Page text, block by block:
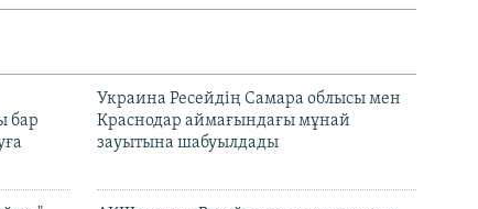
бар
Украина Ресейдің Самара облысы мен
Краснодар аймағындағы мұнай
зауытына шабуылдады